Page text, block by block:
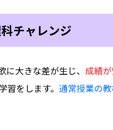
チャレンジ
大きな差が生じ、 成績
をします。 通常授業の